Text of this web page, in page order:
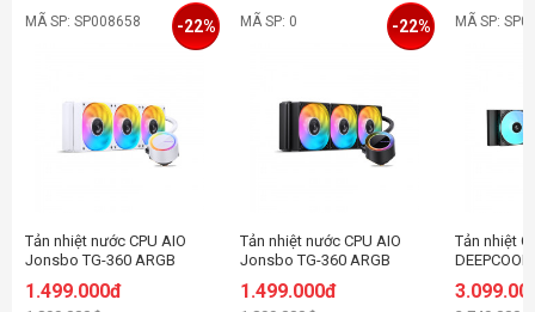
MÃ SP: SP008658
Tản nhiệt nước CPU AIO
Jonsbo TG-360 ARGB
không dây )
1.499.000đ
-22% MÃ SP: 0
Tản nhiệt nước CPU AIO
Jonsbo TG-360 ARGB
không dây )
1.499.000đ
-22% MÃ SP:
Tản nhiệt